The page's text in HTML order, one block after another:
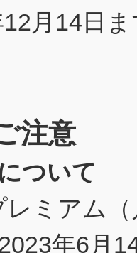
月14日
注意
ついて
レミアム
年6月